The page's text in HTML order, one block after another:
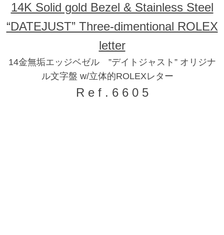
14K Solid gold Bezel & Stainless Steel
“DATEJUST” Three-dimentional ROLEX
letter
14金無垢エッジベゼル ”デイトジャスト” オリジナ
ル文字盤 w/立体的ROLEXレター
R e f . 6 6 0 5